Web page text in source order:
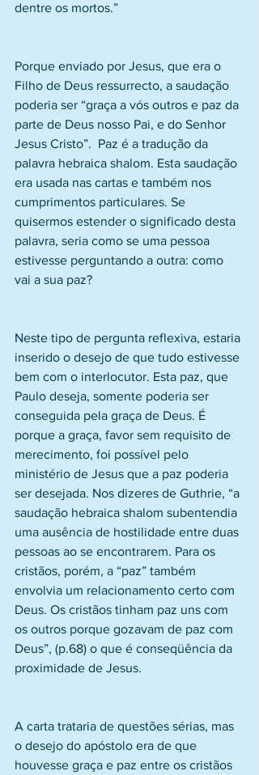
dentre os mortos.”
Porque enviado por Jesus, que era o
Filho de Deus ressurrecto, a saudação
poderia ser “graça a vós outros e paz da
parte de Deus nosso Pai, e do Senhor
Jesus Cristo”.  Paz é a tradução da
palavra hebraica shalom. Esta saudação
era usada nas cartas e também nos
cumprimentos particulares. Se
quisermos estender o significado desta
palavra, seria como se uma pessoa
estivesse perguntando a outra: como
vai a sua paz?
Neste tipo de pergunta reflexiva, estaria
inserido o desejo de que tudo estivesse
bem com o interlocutor. Esta paz, que
Paulo deseja, somente poderia ser
conseguida pela graça de Deus. É
porque a graça, favor sem requisito de
merecimento, foi possível pelo
ministério de Jesus que a paz poderia
ser desejada. Nos dizeres de Guthrie, “a
saudação hebraica shalom subentendia
uma ausência de hostilidade entre duas
pessoas ao se encontrarem. Para os
cristãos, porém, a “paz” também
envolvia um relacionamento certo com
Deus. Os cristãos tinham paz uns com
os outros porque gozavam de paz com
Deus”, (p.68) o que é conseqüência da
proximidade de Jesus.
A carta trataria de questões sérias, mas
o desejo do apóstolo era de que
houvesse graça e paz entre os cristãos